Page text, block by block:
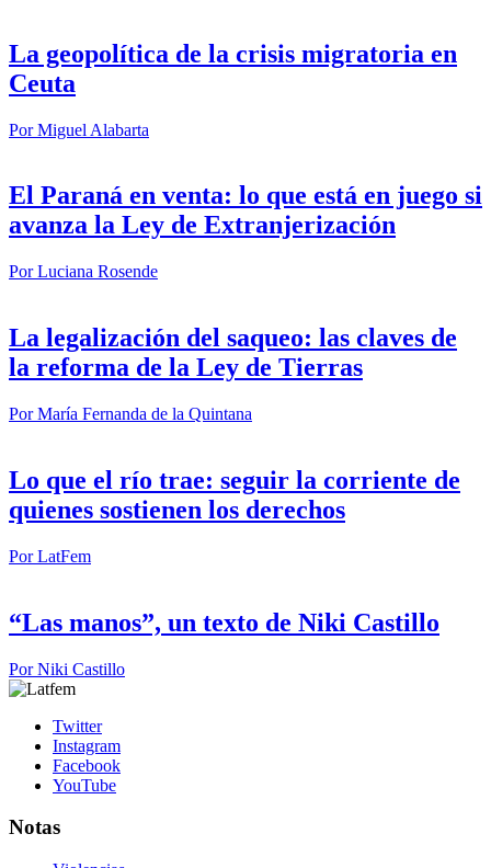
La geopolítica de la crisis migratoria en
Ceuta
PorMiguel Alabarta
El Paraná en venta: lo que está en juego si
avanza la Ley de Extranjerización
PorLuciana Rosende
La legalización del saqueo: las claves de
la reforma de la Ley de Tierras
PorMaría Fernanda de la Quintana
Lo que el río trae: seguir la corriente de
quienes sostienen los derechos
PorLatFem
“Las manos”, un texto de Niki Castillo
PorNiki Castillo
Twitter
Instagram
Facebook
YouTube
Notas